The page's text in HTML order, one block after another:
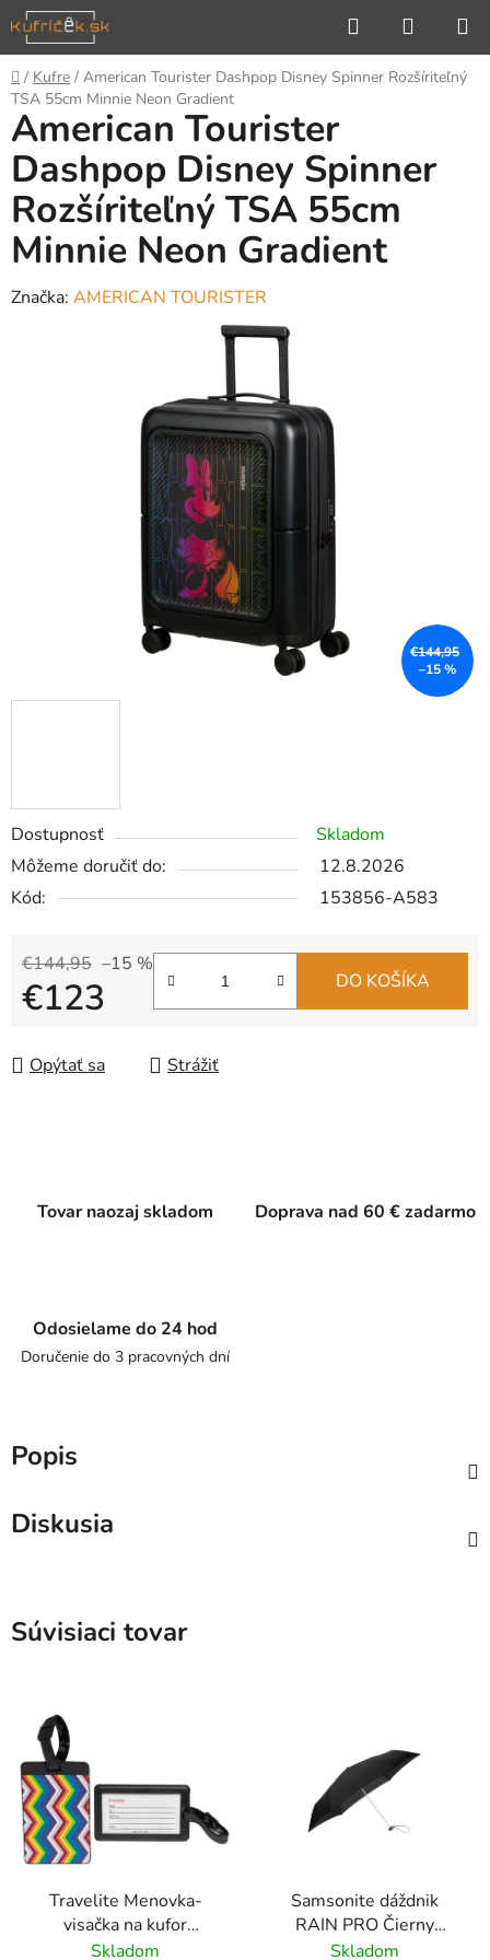
Prejsť
na
obsah
Hľadať
KOŠÍK
Domov
/ Kufre / American Tourister Dashpop Disney Spinner Rozšíriteľný
TSA 55cm Minnie Neon Gradient
Dostupnosť
Skladom
Môžeme doručiť do:
12.8.2026
Kód:
153856-A583
€144,95 –15 %
€123 DO KOŠÍKA
Opýtať sa Strážiť
American Tourister
Dashpop Disney Spinner
Rozšíriteľný TSA 55cm
Minnie Neon Gradient
Značka: AMERICAN TOURISTER
€144,95
–15 %
Tovar naozaj skladom Doprava nad 60 € zadarmo
Odosielame do 24 hod
Doručenie do 3 pracovných dní
Popis
Diskusia
Súvisiaci tovar
Travelite Menovka-
visačka na kufor
Multicolor Waves
Skladom
Samsonite dáždnik
RAIN PRO Čierny
skladací manuálny
Skladom